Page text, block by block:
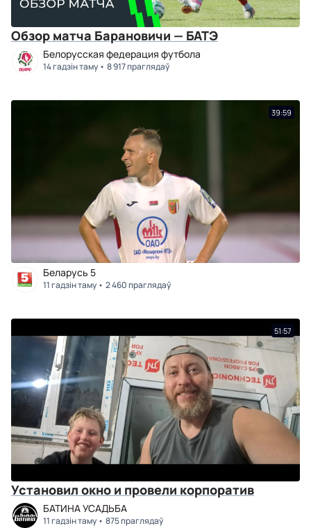
Обзор матча Барановичи — БАТЭ
Белорусская федерация футбола
14 гадзін таму 8 917 праглядаў
39:59
Беларусь 5
11 гадзін таму 2 460 праглядаў
51:57
Установил окно и провели корпоратив
БАТИНА УСАДЬБА
11 гадзін таму 875 праглядаў